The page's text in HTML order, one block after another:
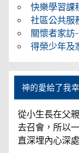
快樂學習課
社區公共服
關懷者家訪
得榮少年及
神的愛給了我
從小生長在父
去召會，所以
直深埋內心深處